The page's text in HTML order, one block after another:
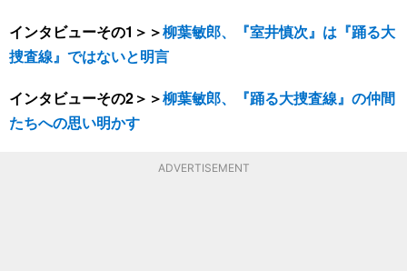
インタビューその1＞＞柳葉敏郎、『室井慎次』は『踊る大
捜査線』ではないと明言
インタビューその2＞＞柳葉敏郎、『踊る大捜査線』の仲間
たちへの思い明かす
ADVERTISEMENT